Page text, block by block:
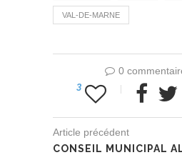
VAL-DE-MARNE
0
3
Article précédent
CONSEIL MUNICIPAL